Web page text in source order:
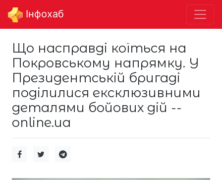
Інфохаб
Що насправді коїться на
Покровському напрямку. У
Президентській бригаді
поділилися ексклюзивними
деталями бойових дій --
online.ua